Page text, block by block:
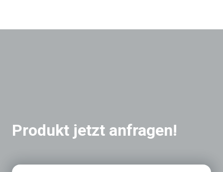
Produkt jetzt anfragen!